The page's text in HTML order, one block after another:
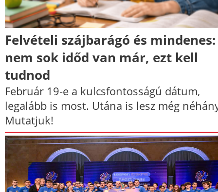
Felvételi szájbarágó és mindenes:
nem sok időd van már, ezt kell
tudnod
Február 19-e a kulcsfontosságú dátum,
legalább is most. Utána is lesz még
Mutatjuk!